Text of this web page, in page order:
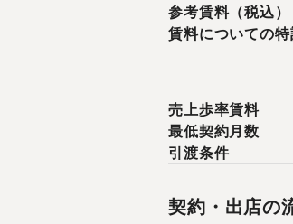
参考賃料（税込）
賃料についての
売上歩率賃料
最低契約月数
引渡条件
契約・出店の